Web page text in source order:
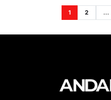
1 2 …